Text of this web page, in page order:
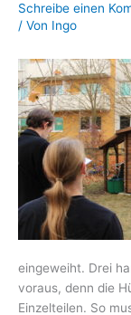
Schreibe einen
/ Von Ingo
eingeweiht. Drei
voraus, denn die
Einzelteilen. So